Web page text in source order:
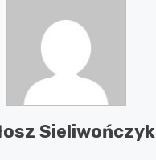
Sieliwończyk